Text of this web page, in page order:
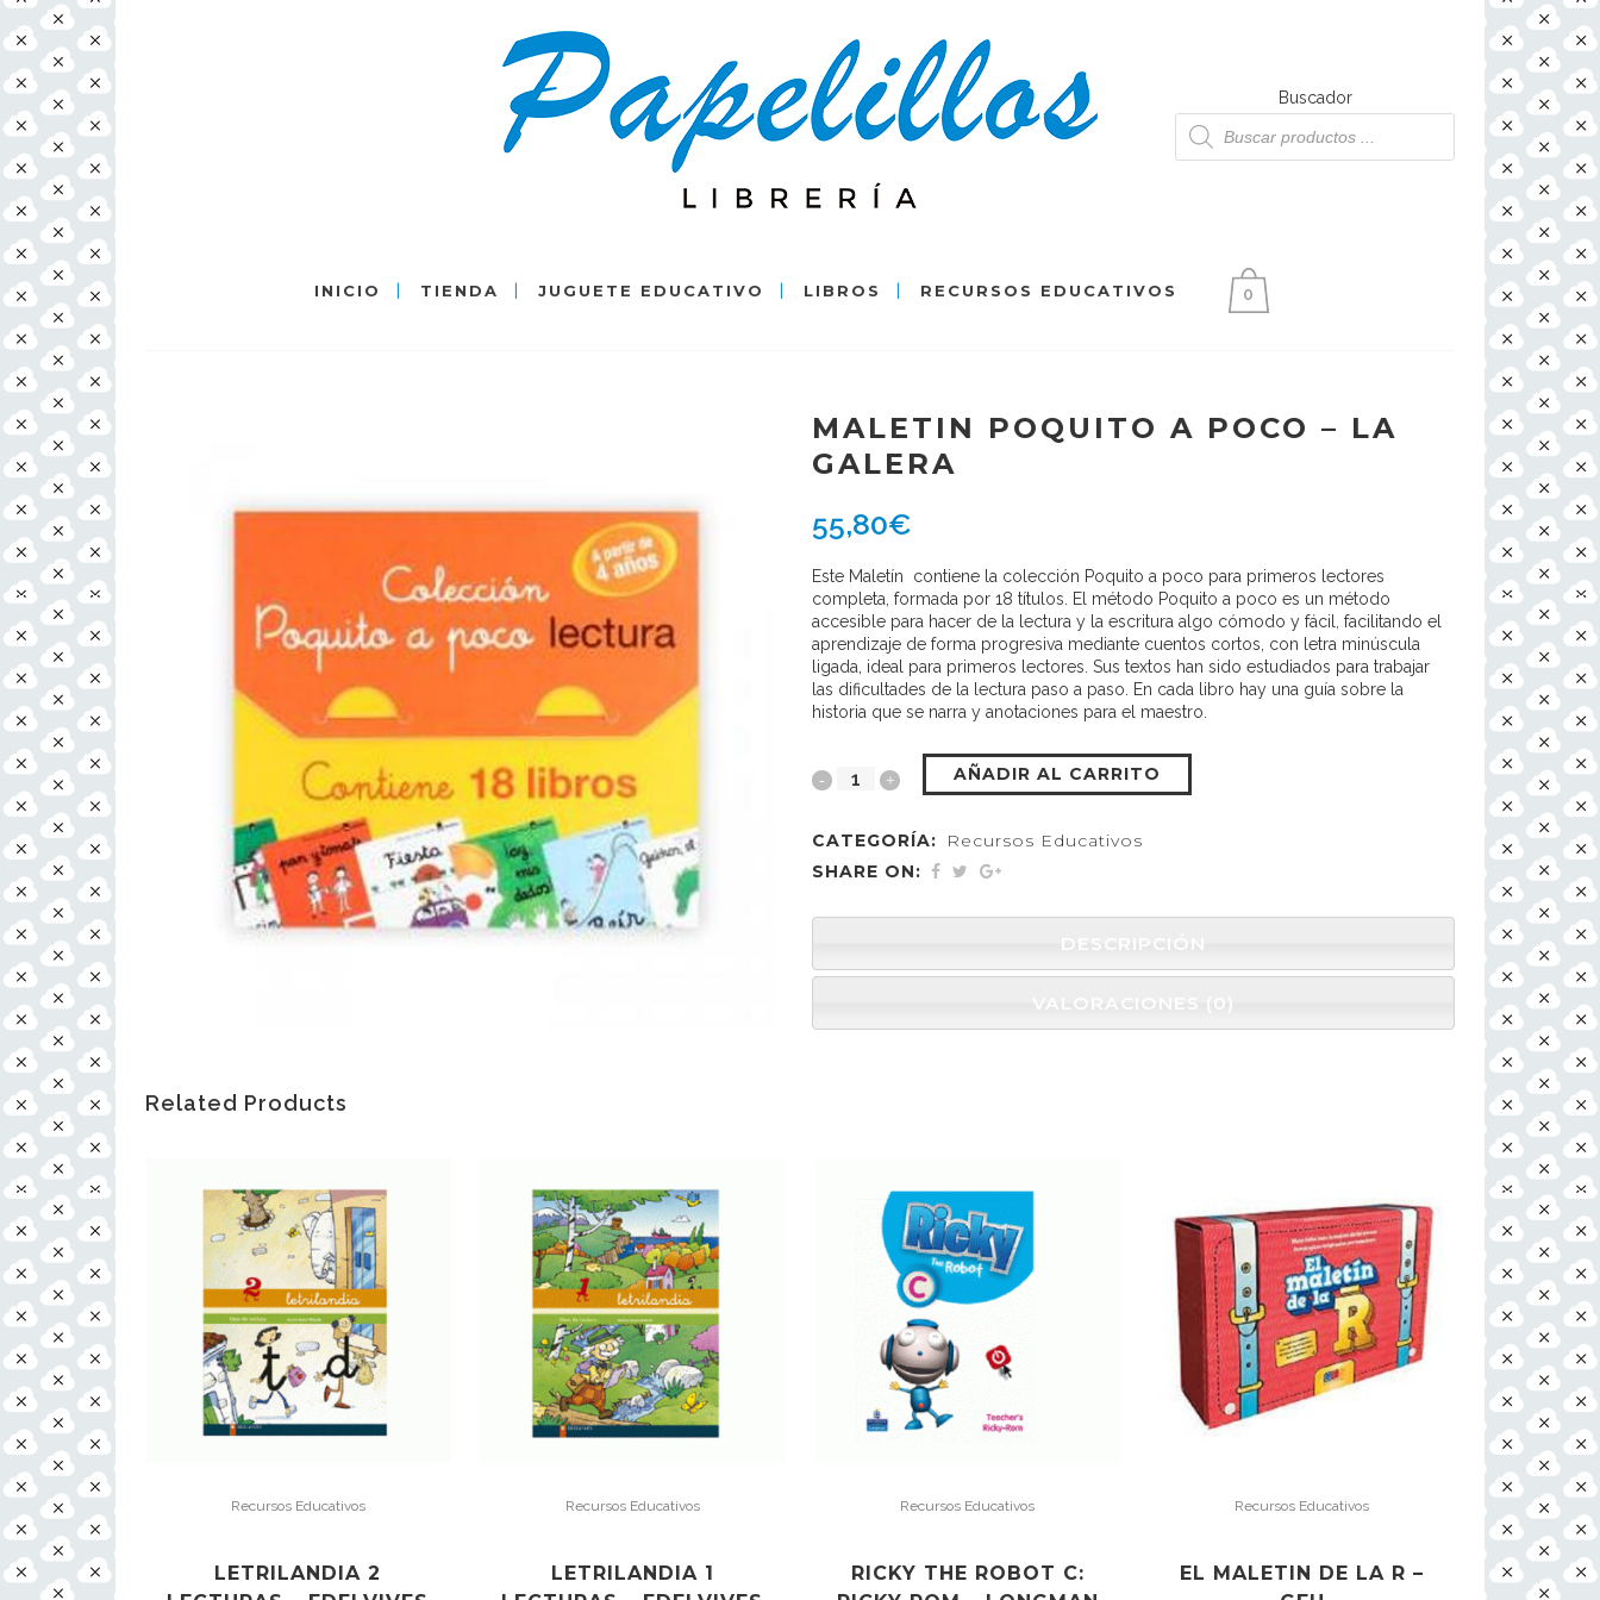
Buscador
Búsqueda
de
productos
INICIO TIENDA JUGUETE EDUCATIVO LIBROS RECURSOS EDUCATIVOS 0
MALETIN POQUITO A POCO – LA
GALERA
55,80€
Este Maletín contiene la colección Poquito a poco para primeros lectores
completa, formada por 18 títulos. El método Poquito a poco es un método
accesible para hacer de la lectura y la escritura algo cómodo y fácil, facilitando el
aprendizaje de forma progresiva mediante cuentos cortos, con letra minúscula
ligada, ideal para primeros lectores. Sus textos han sido estudiados para trabajar
las dificultades de la lectura paso a paso. En cada libro hay una guía sobre la
historia que se narra y anotaciones para el maestro.
AÑADIR AL CARRITO
CATEGORÍA:
Recursos Educativos
SHARE ON:
DESCRIPCIÓN
VALORACIONES (0)
Related Products
Recursos Educativos
LETRILANDIA 2
Recursos Educativos
LETRILANDIA 1
Recursos Educativos
RICKY THE ROBOT C:
Recursos Educativos
EL MALETIN DE LA R –